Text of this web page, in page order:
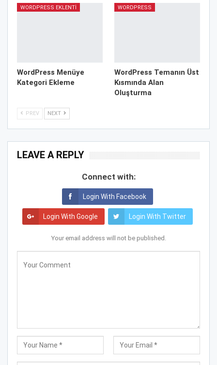
WORDPRESS EKLENTI
WordPress Menüye
Kategori Ekleme
WORDPRESS
WordPress Temanın Üst
Kısmında Alan
Oluşturma
PREV NEXT
LEAVE A REPLY
Connect with:
Login With Facebook
Login With Google Login With Twitter
Your email address will not be published.